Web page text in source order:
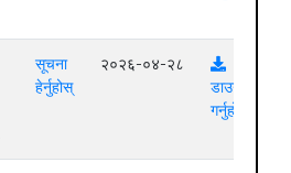
सूचना
हेर्नुहोस्
२०२६-०४-२८
डाउनलोड
गर्नुहोस्